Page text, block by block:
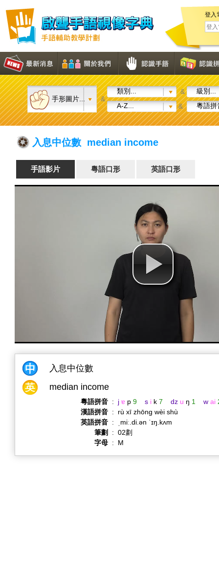
登入
手形圖片... &
類別... &
級別...
A-Z...
& 粵語拼
入息中位數 median income
手語影片 粵語口形 英語口形
入息中位數
median income
粵語拼音 : j ɐ p 9 s i k 7 dz u ŋ 1 w ai
漢語拼音 :
rù xī zhōng wèi shù
英語拼音 :
ˌmiː.di.ən ˈɪŋ.kʌm
筆劃
: 02劃
字母 : M